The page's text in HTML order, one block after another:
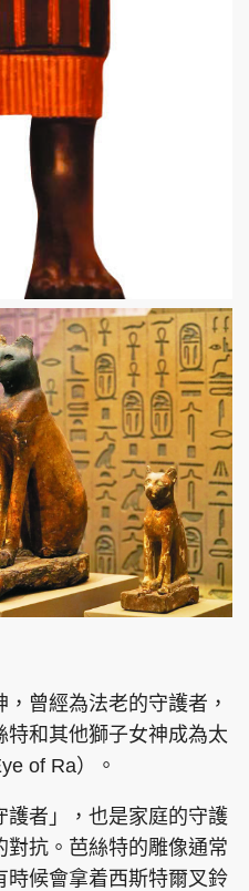
曾經為法老的守護者，
和其他獅子女神成為太
of Ra）。
護者」，也是家庭的守護
抗。芭絲特的雕像通常
時候會拿着西斯特爾叉鈴